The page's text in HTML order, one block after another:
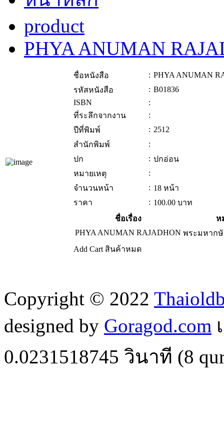
product
PHYA ANUMAN
ชื่อหนังสือ : PHYA ANUMAN
รหัสหนังสือ
: B01836
ISBN
:
ที่ระลึกจากงาน
:
ปีที่พิมพ์
: 2512
สำนักพิมพ์
:
ปก
: ปกอ่อน
หมายเหตุ
:
จำนวนหน้า
: 18 หน้า
ราคา
: 100.00 บาท
ชื่อเรื่อง
ห
PHYA ANUMAN RAJADHON พระมหากษั
Add Cart สินค้าหมด
Copyright © 2022
designed by Goragod.com
0.0231518745 วินาที (8